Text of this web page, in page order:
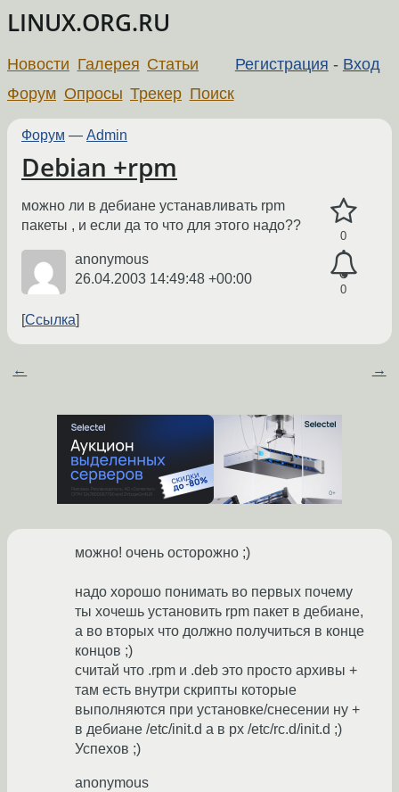
LINUX.ORG.RU
Регистрация - Вход
Новости Галерея Статьи
Форум Опросы Трекер Поиск
Форум — Admin
Debian +rpm
0
0
можно ли в дебиане устанавливать rpm
пакеты , и если да то что для этого надо??
anonymous
26.04.2003 14:49:48 +00:00
Ссылка
← →
можно! очень осторожно ;)
надо хорошо понимать во первых почему
ты хочешь установить rpm пакет в дебиане,
а во вторых что должно получиться в конце
концов ;)
считай что .rpm и .deb это просто архивы +
там есть внутри скрипты которые
выполняются при установке/снесении ну +
в дебиане /etc/init.d а в рх /etc/rc.d/init.d ;)
Успехов ;)
anonymous